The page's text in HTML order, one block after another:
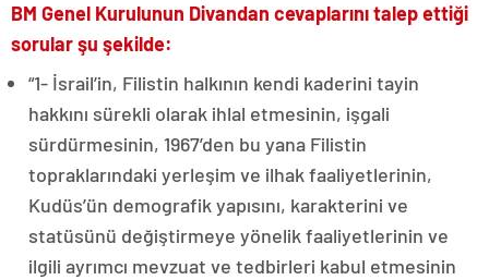
BM Genel Kurulunun Divandan cevaplarını talep ettiği
sorular şu şekilde:
“1- İsrail’in, Filistin halkının kendi kaderini tayin
hakkını sürekli olarak ihlal etmesinin, işgali
sürdürmesinin, 1967’den bu yana Filistin
topraklarındaki yerleşim ve ilhak faaliyetlerinin,
Kudüs’ün demografik yapısını, karakterini ve
statüsünü değiştirmeye yönelik faaliyetlerinin ve
ilgili ayrımcı mevzuat ve tedbirleri kabul etmesinin